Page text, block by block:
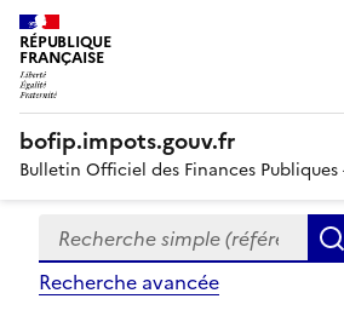
RÉPUBLIQUE
FRANÇAISE
bofip.impots.gouv.fr
Bulletin Officiel des Finances
Formulaire
de
recherche
Recherche simple (références,
Recherche avancée